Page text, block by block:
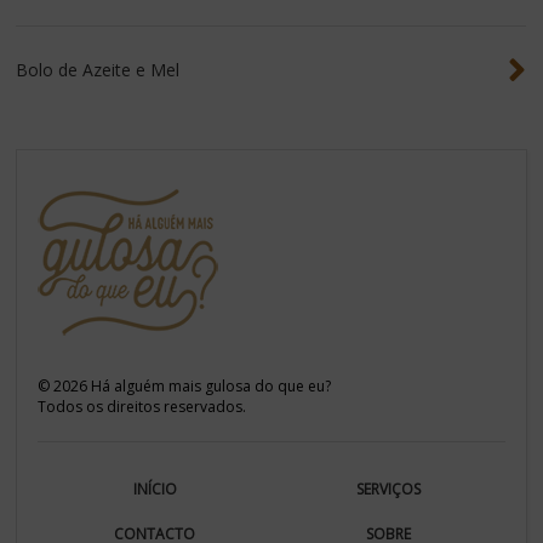
Bolo de Azeite e Mel
©2026 Há alguém mais gulosa do que eu?
Todos os direitos reservados.
INÍCIO SERVIÇOS
CONTACTO SOBRE